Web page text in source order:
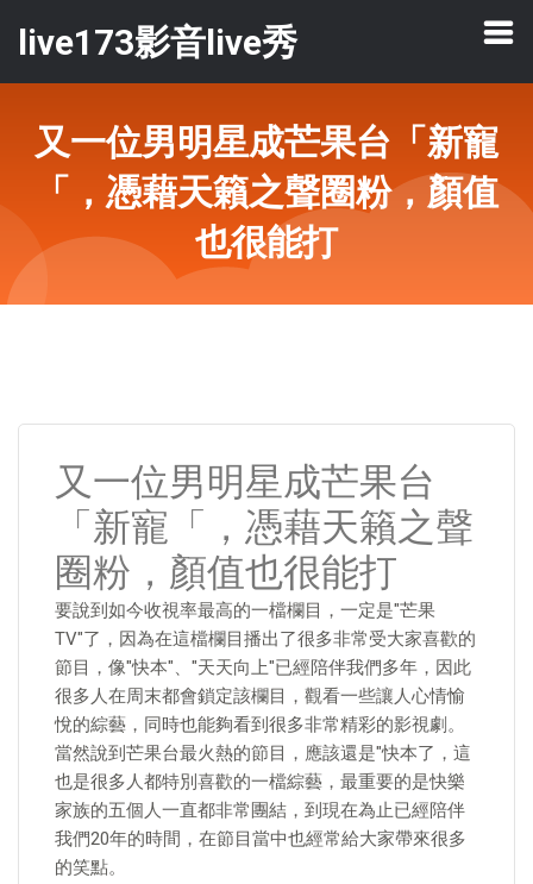
live173影音live秀
又一位男明星成芒果台「新寵
「，憑藉天籟之聲圈粉，顏值
也很能打
又一位男明星成芒果台
「新寵「，憑藉天籟之聲
圈粉，顏值也很能打
要說到如今收視率最高的一檔欄目，一定是"芒果
TV"了，因為在這檔欄目播出了很多非常受大家喜歡的
節目，像"快本"、"天天向上"已經陪伴我們多年，因此
很多人在周末都會鎖定該欄目，觀看一些讓人心情愉
悅的綜藝，同時也能夠看到很多非常精彩的影視劇。
當然說到芒果台最火熱的節目，應該還是"快本了，這
也是很多人都特別喜歡的一檔綜藝，最重要的是快樂
家族的五個人一直都非常團結，到現在為止已經陪伴
我們20年的時間，在節目當中也經常給大家帶來很多
的笑點。